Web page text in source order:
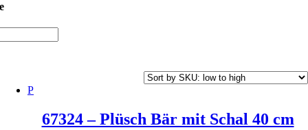
67324 – Plüsch Bär mit Schal 40 cm